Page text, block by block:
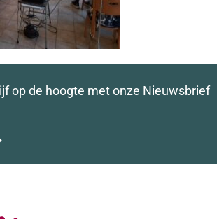
op de hoogte met onze Nieuwsbrief